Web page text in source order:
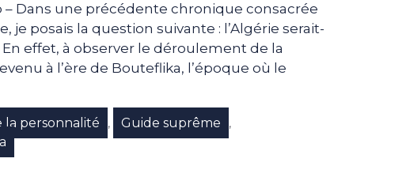
Dans une précédente chronique consacrée
je posais la question suivante : l’Algérie serait-
effet, à observer le déroulement de la
à l’ère de Bouteflika, l’époque où le
la personnalité , Guide suprême ,